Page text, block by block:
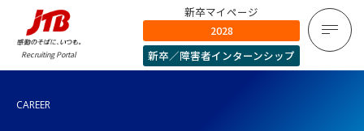
Recruiting Portal
新卒マイページ
2028
新卒／障害者インターンシップ
CAREER